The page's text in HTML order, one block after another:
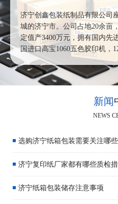
济宁创鑫包装纸制品有限公司
城的济宁市。公司占地20余亩
定值产3400万元，拥有国内先
国进口高宝1060五色胶印机，
新闻
NEWS
选购济宁纸箱包装需要关注哪
济宁复印纸厂家都有哪些质检
济宁纸箱包装储存注意事项